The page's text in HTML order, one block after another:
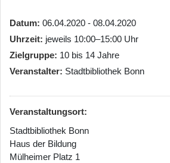
Datum 06.04.2020 - 08.04.2020
Uhrzeit jeweils 10:00–15:00 Uhr
Zielgruppe 10 bis 14 Jahre
Veranstalter Stadtbibliothek Bonn
Veranstaltungsort:
Stadtbibliothek Bonn
Haus der Bildung
Mülheimer Platz 1